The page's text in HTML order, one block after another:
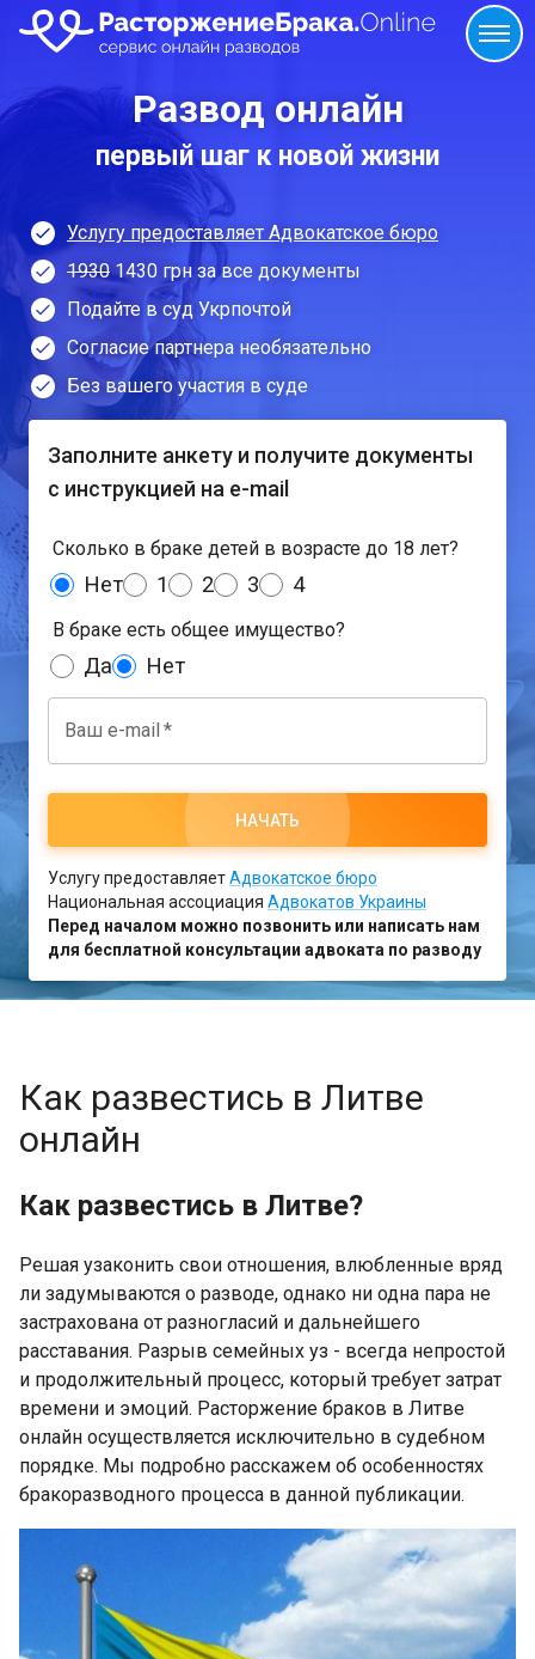
Развод онлайн
первый шаг к новой жизни
Услугу предоставляет Адвокатское бюро
19301430 грн за все документы
Подайте в суд Укрпочтой
Согласие партнера необязательно
Без вашего участия в суде
Заполните анкету и получите документы
с инструкцией на e-mail
Сколько в браке детей в возрасте до 18 лет?
Нет 1 2 3 4
В браке есть общее имущество?
Да Нет
Ваш e-mail *
НАЧАТЬ
Услугу предоставляетАдвокатское бюро
Национальная ассоциация Адвокатов Украины
Перед началом можно позвонить или написать нам
для бесплатной консультации адвоката по разводу
Как развестись в Литве
онлайн
Как развестись в Литве?
Решая узаконить свои отношения, влюбленные вряд
ли задумываются о разводе, однако ни одна пара не
застрахована от разногласий и дальнейшего
расставания. Разрыв семейных уз - всегда непростой
и продолжительный процесс, который требует затрат
времени и эмоций. Расторжение браков в Литве
онлайн осуществляется исключительно в судебном
порядке. Мы подробно расскажем об особенностях
бракоразводного процесса в данной публикации.